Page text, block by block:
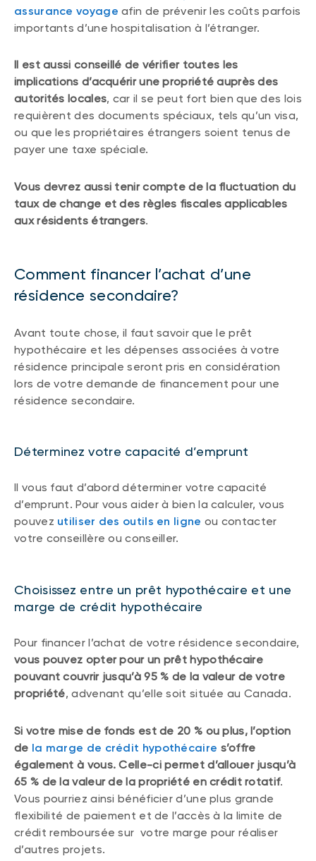
assurance voyage afin de prévenir les coûts parfois
importants d’une hospitalisation à l’étranger.
Il est aussi conseillé de vérifier toutes les
implications d’acquérir une propriété auprès des
autorités locales, car il se peut fort bien que des lois
requièrent des documents spéciaux, tels qu’un visa,
ou que les propriétaires étrangers soient tenus de
payer une taxe spéciale.
Vous devrez aussi tenir compte de la fluctuation du
taux de change et des règles fiscales applicables
aux résidents étrangers.
Comment financer l’achat d’une
résidence secondaire?
Avant toute chose, il faut savoir que le prêt
hypothécaire et les dépenses associées à votre
résidence principale seront pris en considération
lors de votre demande de financement pour une
résidence secondaire.
Déterminez votre capacité d’emprunt
Il vous faut d’abord déterminer votre capacité
d’emprunt. Pour vous aider à bien la calculer, vous
pouvez utiliser des outils en ligne ou contacter
votre conseillère ou conseiller.
Choisissez entre un prêt hypothécaire et une
marge de crédit hypothécaire
Pour financer l’achat de votre résidence secondaire,
vous pouvez opter pour un prêt hypothécaire
pouvant couvrir jusqu’à 95 % de la valeur de votre
propriété, advenant qu’elle soit située au Canada.
Si votre mise de fonds est de 20 % ou plus, l’option
de la marge de crédit hypothécaire s’offre
également à vous. Celle-ci permet d’allouer jusqu’à
65 % de la valeur de la propriété en crédit rotatif.
Vous pourriez ainsi bénéficier d’une plus grande
flexibilité de paiement et de l’accès à la limite de
crédit remboursée sur votre marge pour réaliser
d’autres projets.